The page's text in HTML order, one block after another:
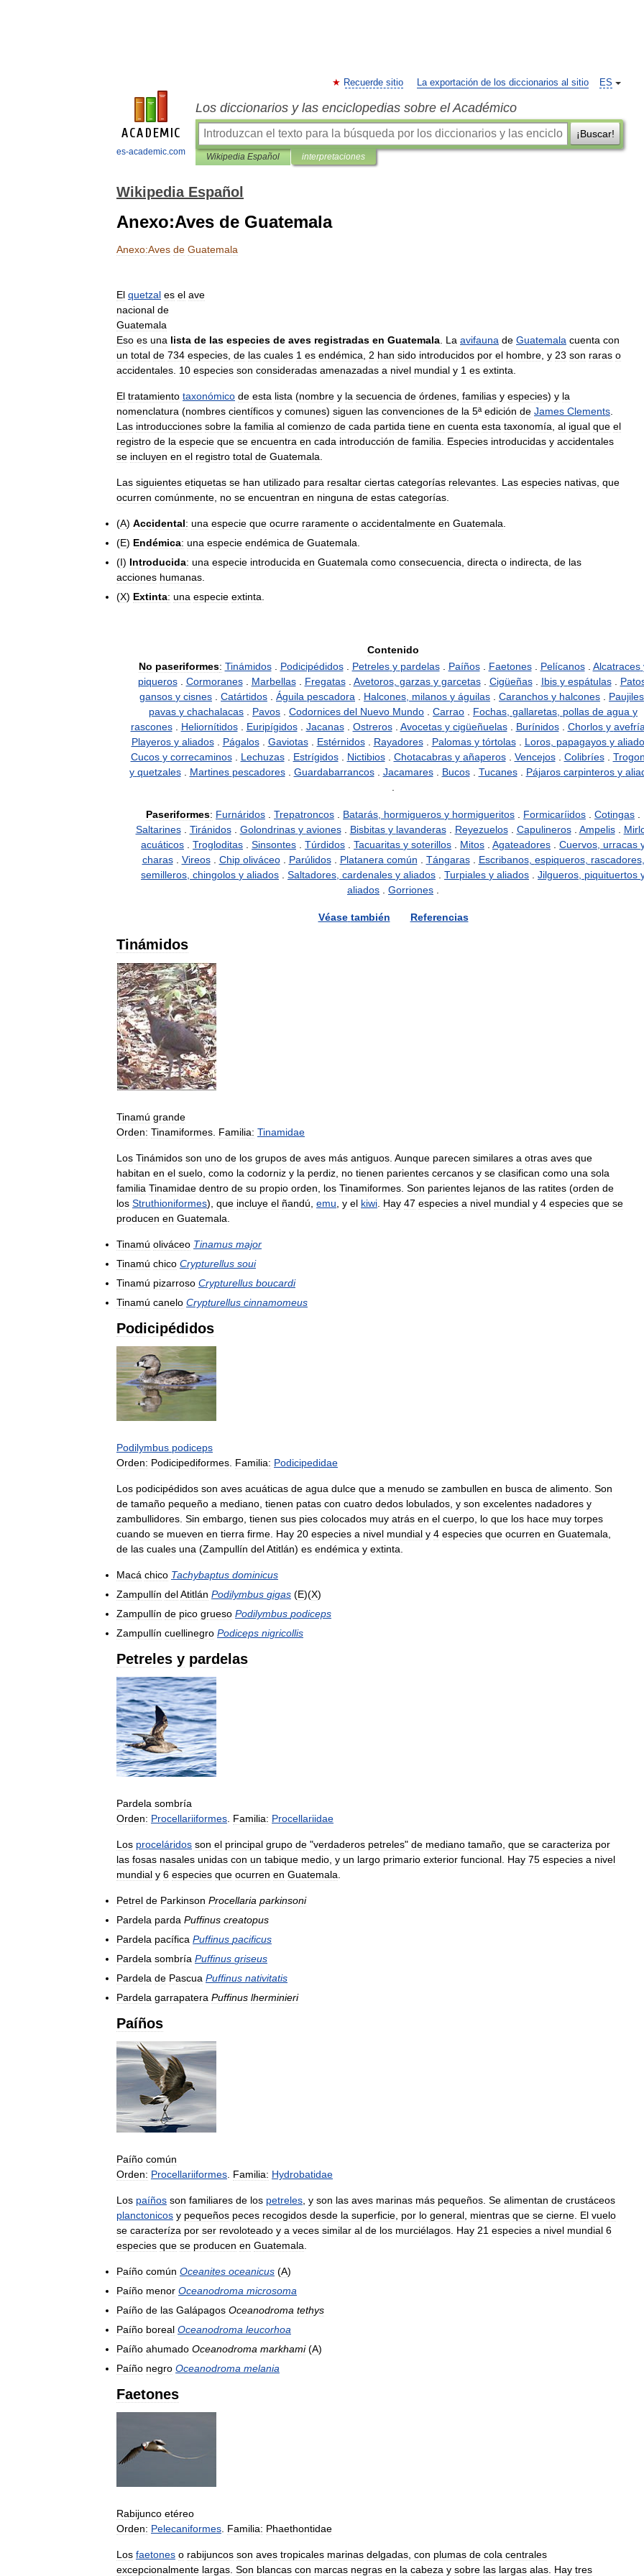
es-academic.com
ES
Recuerde sitio La exportación de los diccionarios al sitio
Los diccionarios y las enciclopedias sobre el Académico
¡Buscar!
Wikipedia Español interpretaciones
Wikipedia Español
Anexo:Aves de Guatemala
Anexo:Aves de Guatemala
El quetzal es el ave
nacional de
Guatemala
Eso es una lista de las especies de aves registradas en Guatemala La avifauna de Guatemala cuenta con
un total de 734 especies de las cuales 1 es endémica 2 han sido introducidos por el hombre y 23 son raras o
accidentales 10 especies son consideradas amenazadas a nivel mundial y 1 es extinta
El tratamiento taxonómico de esta lista (nombre y la secuencia de órdenes familias y especies) y la
nomenclatura (nombres científicos y comunes) siguen las convenciones de la 5ª edición de James Clements
Las introducciones sobre la familia al comienzo de cada partida tiene en cuenta esta taxonomía al igual que el
registro de la especie que se encuentra en cada introducción de familia Especies introducidas y accidentales
se incluyen en el registro total de Guatemala
Las siguientes etiquetas se han utilizado para resaltar ciertas categorías relevantes Las especies nativas que
ocurren comúnmente no se encuentran en ninguna de estas categorías
(A) Accidental: una especie que ocurre raramente o accidentalmente en Guatemala
(E) Endémica: una especie endémica de Guatemala
(I) Introducida: una especie introducida en Guatemala como consecuencia directa o indirecta de las
acciones humanas
(X) Extinta: una especie extinta
Contenido
No paseriformes: Tinámidos. Podicipédidos. Petreles y pardelas. Paíños. Faetones. Pelícanos. Alcatraces
piqueros. Cormoranes. Marbellas. Fregatas. Avetoros, garzas y garcetas. Cigüeñas. Ibis y espátulas.
gansos y cisnes Catártidos Águila pescadora Halcones milanos y águilas Caranchos y halcones Paujiles
pavas y chachalacas Pavos Codornices del Nuevo Mundo Carrao Fochas gallaretas pollas de agua y
rascones. Heliornítidos. Euripígidos. Jacanas. Ostreros. Avocetas y cigüeñuelas. Burínidos. Chorlos y
Playeros y aliados. Págalos. Gaviotas. Estérnidos. Rayadores. Palomas y tórtolas. Loros, papagayos y
Cucos y correcaminos. Lechuzas. Estrígidos. Nictibios. Chotacabras y añaperos. Vencejos. Colibríes.
y quetzales. Martines pescadores. Guardabarrancos. Jacamares. Bucos. Tucanes. Pájaros carpinteros y
Paseriformes: Furnáridos Trepatroncos Batarás hormigueros y hormigueritos Formicaríidos Cotingas
Saltarines. Tiránidos. Golondrinas y aviones. Bisbitas y lavanderas. Reyezuelos. Capulineros. Ampelis.
acuáticos
Trogloditas Sinsontes Túrdidos Tacuaritas y soterillos Mitos Agateadores Cuervos urracas
charas. Vireos. Chip oliváceo. Parúlidos. Platanera común Tángaras. Escribanos, espiqueros, rascadores,
semilleros chingolos y aliados Saltadores cardenales y aliados Turpiales y aliados Jilgueros piquituertos
aliados
Gorriones
Véase también Referencias
Tinámidos
Tinamú grande
Orden: Tinamiformes Familia: Tinamidae
Los Tinámidos son uno de los grupos de aves más antiguos Aunque parecen similares a otras aves que
habitan en el suelo como la codorniz y la perdiz no tienen parientes cercanos y se clasifican como una sola
familia Tinamidae dentro de su propio orden los Tinamiformes Son parientes lejanos de las ratites (orden de
los Struthioniformes), que incluye el ñandú emu y el kiwi Hay 47 especies a nivel mundial y 4 especies que se
producen en Guatemala
Tinamú oliváceo Tinamus major
Tinamú chico Crypturellus soui
Tinamú pizarroso Crypturellus boucardi
Tinamú canelo Crypturellus cinnamomeus
Podicipédidos
Podilymbus podiceps
Orden: Podicipediformes. Familia: Podicipedidae
Los podicipédidos son aves acuáticas de agua dulce que a menudo se zambullen en busca de alimento. Son
de tamaño pequeño a mediano, tienen patas con cuatro dedos lobulados, y son excelentes nadadores y
zambullidores. Sin embargo, tienen sus pies colocados muy atrás en el cuerpo, lo que los hace muy torpes
cuando se mueven en tierra firme. Hay 20 especies a nivel mundial y 4 especies que ocurren en Guatemala,
de las cuales una (Zampullín delAtitlán) es endémica y extinta.
Macá chico Tachybaptus dominicus
Zampullín delAtitlán Podilymbus gigas (E)(X)
Zampullín de pico grueso Podilymbus podiceps
Zampullín cuellinegro Podiceps nigricollis
Petreles y pardelas
Pardela sombría
Orden: Procellariiformes. Familia: Procellariidae
Los proceláridos son el principal grupo de "verdaderos petreles" de mediano tamaño, que se caracteriza por
las fosas nasales unidas con un tabique medio, y un largo primario exterior funcional. Hay 75 especies a nivel
mundial y 6 especies que ocurren en Guatemala.
Petrel de Parkinson Procellaria parkinsoni
Pardela parda Puffinus creatopus
Pardela pacífica Puffinus pacificus
Pardela sombría Puffinus griseus
Pardela de Pascua Puffinus nativitatis
Pardela garrapatera Puffinus lherminieri
Paíños
Paíño común
Orden: Procellariiformes Familia: Hydrobatidae
Los paíños son familiares de los petreles y son las aves marinas más pequeños Se alimentan de crustáceos
planctonicos y pequeños peces recogidos desde la superficie por lo general mientras que se cierne El vuelo
se caracteríza por ser revoloteado y a veces similar al de los murciélagos Hay 21 especies a nivel mundial 6
especies que se producen en Guatemala
Paíño común Oceanites oceanicus (A)
Paíño menor Oceanodroma microsoma
Paíño de las Galápagos Oceanodroma tethys
Paíño boreal Oceanodroma leucorhoa
Paíño ahumado Oceanodroma markhami(A)
Paíño negro Oceanodroma melania
Faetones
Rabijunco etéreo
Orden: Pelecaniformes Familia: Phaethontidae
Los faetones o rabijuncos son aves tropicales marinas delgadas con plumas de cola centrales
excepcionalmente largas Son blancas con marcas negras en la cabeza y sobre las largas alas Hay tres